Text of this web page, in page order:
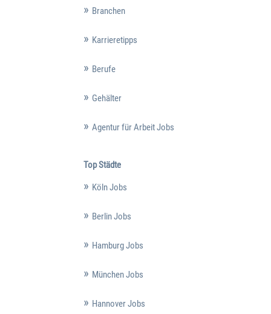
Branchen
Karrieretipps
Berufe
Gehälter
Agentur für Arbeit Jobs
Top Städte
Köln Jobs
Berlin Jobs
Hamburg Jobs
München Jobs
Hannover Jobs